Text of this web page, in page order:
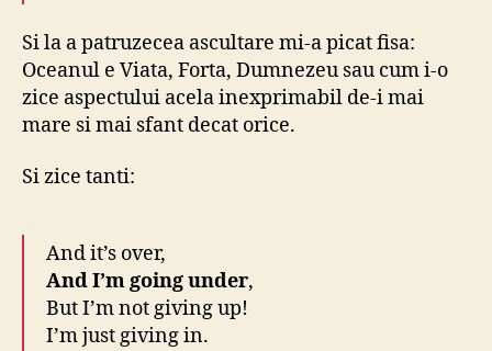
Si la a patruzecea ascultare mi-a picat fisa:
Oceanul e Viata, Forta, Dumnezeu sau cum i-o
zice aspectului acela inexprimabil de-i mai
mare si mai sfant decat orice.
Si zice tanti:
And it’s over,
And I’m going under,
But I’m not giving up!
I’m just giving in.